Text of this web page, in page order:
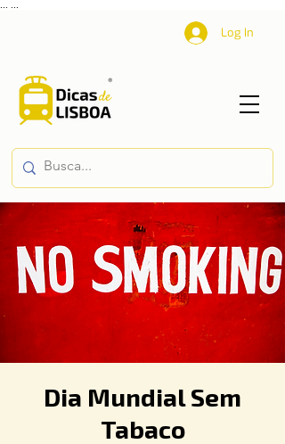
Log In
Dia Mundial Sem
Tabaco